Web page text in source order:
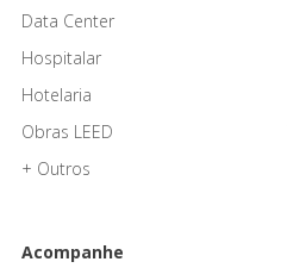
Data Center
Hospitalar
Hotelaria
Obras LEED
+ Outros
Acompanhe